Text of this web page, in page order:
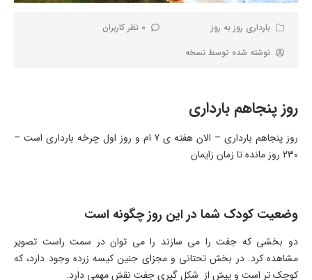
بارداری روز به روز
0 نظر کاربران
نوشته شده توسط نسخه
روز پنجاهم بارداری
روز پنجاهم بارداری – الان هفته ی 7 ام و روز اول چرخه بارداری است –
230 روز مانده تا زمان زایمان
وضعیت کودک شما در این روز چگونه است
دو بخشی که جفت را می سازند را می توان در سمت راست تصویر
مشاهده کرد. در بخش تحتانی و مجزای جنین کیسه زرده وجود دارد، که
کوچک تر است و پیش از شکل گیری جفت نقش مهمی دارد.